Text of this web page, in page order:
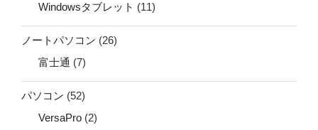
Windowsタブレット (11)
ノートパソコン (26)
富士通 (7)
パソコン (52)
VersaPro (2)